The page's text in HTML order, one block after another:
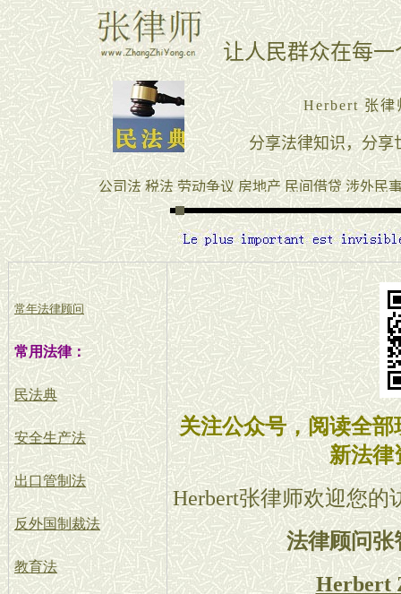
常年法律顾问
常用法律：
民法典
安全生产法
出口管制法
反外国制裁法
教育法
关注公众号，阅读全
新法律
Herbert张律师欢迎您的
法律顾问张
Herbert